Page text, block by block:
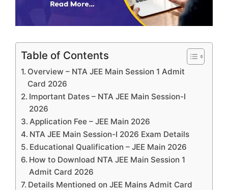
Table of Contents
Overview – NTA JEE Main Session 1 Admit
Card 2026
Important Dates – NTA JEE Main Session-I
2026
Application Fee – JEE Main 2026
NTA JEE Main Session-I 2026 Exam Details
Educational Qualification – JEE Main 2026
How to Download NTA JEE Main Session 1
Admit Card 2026
Details Mentioned on JEE Mains Admit Card